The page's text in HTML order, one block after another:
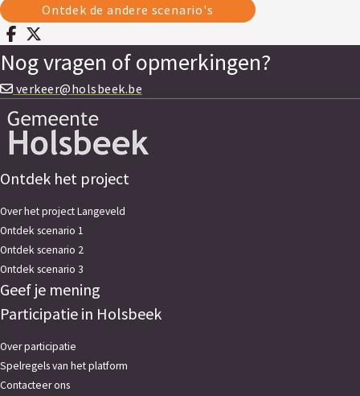
Ontdek de andere scenario's
Deel op facebook
Deel op X
Nog vragen of opmerkingen?
verkeer@holsbeek.be
Ontdek het project
Over het project Langeveld
Ontdek scenario 1
Ontdek scenario 2
Ontdek scenario 3
Geef je mening
Participatie in Holsbeek
Over participatie
Spelregels van het platform
Contacteer ons